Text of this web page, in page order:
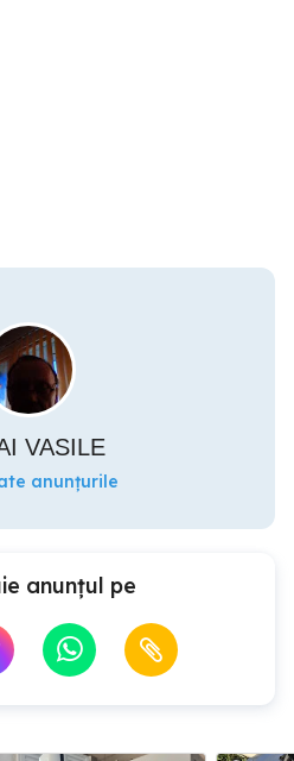
VASILE
anunțurile
anunțul pe